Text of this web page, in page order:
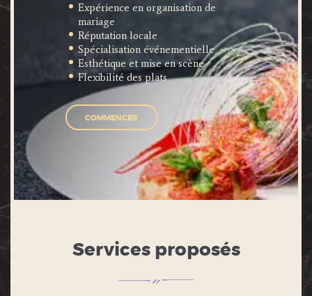
Expérience en organisation de
mariage
Réputation locale
Spécialisation événementielle
Esthétique et mise en scène
Flexibilité des plats
COMMENCER
Services proposés